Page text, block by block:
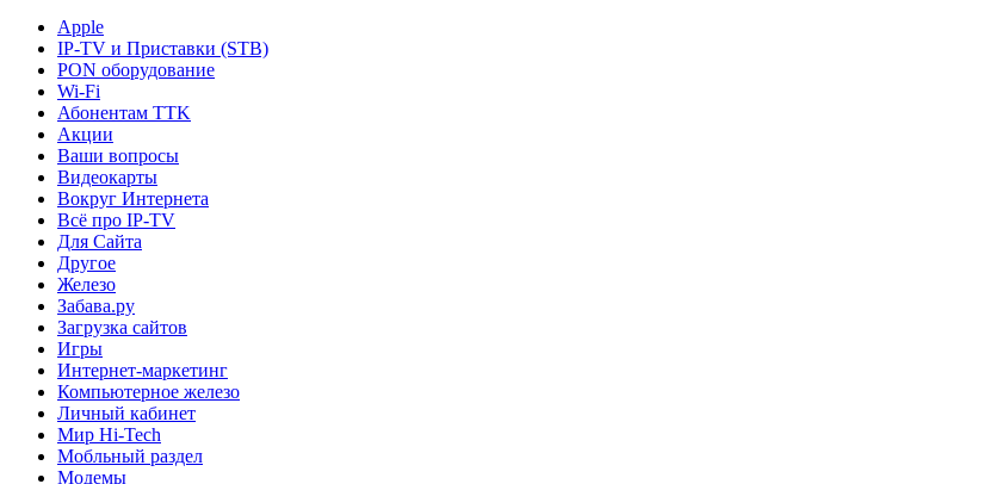
Apple
IP-TV и Приставки (STB)
PON оборудование
Wi-Fi
Абонентам TTK
Акции
Ваши вопросы
Видеокарты
Вокруг Интернета
Всё про IP-TV
Для Сайта
Другое
Железо
Забава.ру
Загрузка сайтов
Игры
Интернет-маркетинг
Компьютерное железо
Личный кабинет
Мир Hi-Tech
Мобльный раздел
Модемы